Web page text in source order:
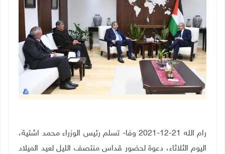
رام الله 21-12-2021 وفا- تسلم رئيس الوزراء محمد اشتية،
اليوم الثلاثاء، دعوة لحضور قداس منتصف الليل لعيد الميلاد